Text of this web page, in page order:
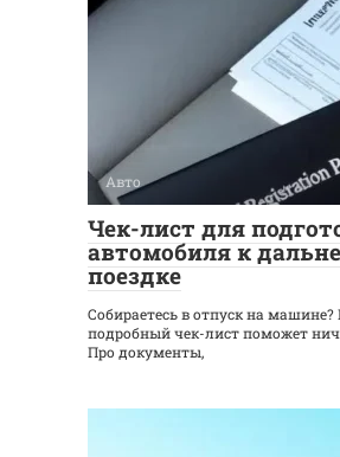
Авто
Чек-лист для
автомобиля к
поездке
Собираетесь в отпуск на
подробный чек-лист поможет
Про документы,